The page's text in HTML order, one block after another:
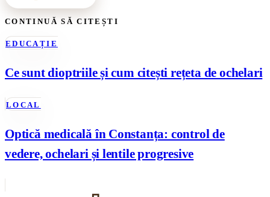
CONTINUĂ SĂ CITEȘTI
EDUCAȚIE
Ce sunt dioptriile și cum citești rețeta de ochelari
LOCAL
Optică medicală în Constanța: control de
vedere, ochelari și lentile progresive